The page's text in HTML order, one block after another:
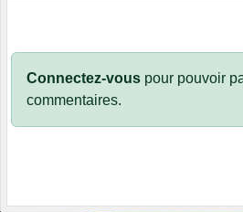
Connectez-vous pour pouvoir
commentaires.